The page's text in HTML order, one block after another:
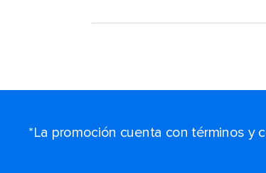
*La promoción cuenta con términos y